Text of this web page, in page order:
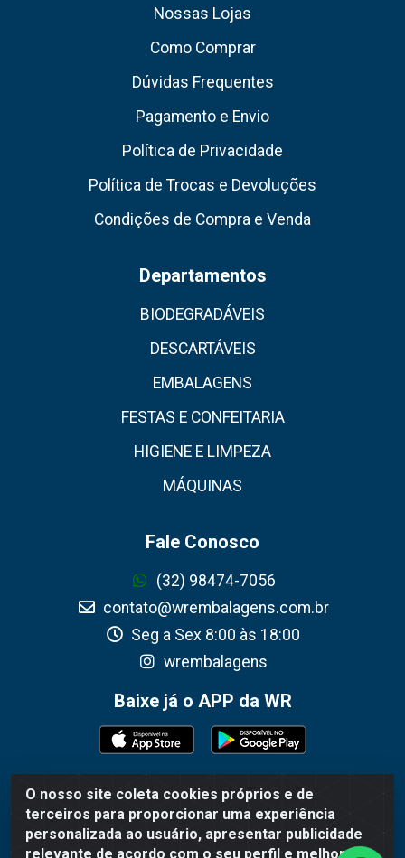
O nosso site coleta cookies próprios e de
terceiros para proporcionar uma experiência
personalizada ao usuário, apresentar publicidade
relevante de acordo com o seu perfil e melhorar a
Nossas Lojas
Como Comprar
Dúvidas Frequentes
Pagamento e Envio
Política de Privacidade
Política de Trocas e Devoluções
Condições de Compra e Venda
Departamentos
BIODEGRADÁVEIS
DESCARTÁVEIS
EMBALAGENS
FESTAS E CONFEITARIA
HIGIENE E LIMPEZA
MÁQUINAS
Fale Conosco
(32) 98474-7056
contato@wrembalagens.com.br
Seg a Sex 8:00 às 18:00
wrembalagens
Baixe já o APP da WR
WR Embalagens - R. Cel. Teodoro Gomes de Araújo, 1360 -
Grogotó - Barbacena / MG - CEP 36202-628 - CNPJ
02.692.206/0001-55